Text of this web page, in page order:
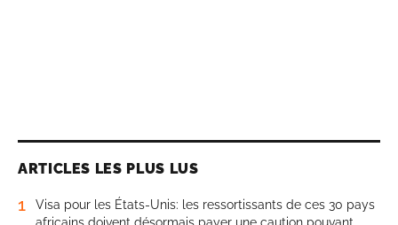
ARTICLES LES PLUS LUS
1
Visa pour les États-Unis: les ressortissants de ces 30 pays
africains doivent désormais payer une caution pouvant